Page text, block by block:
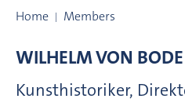
Home Members
WILHELM VON BODE
Kunsthistoriker,